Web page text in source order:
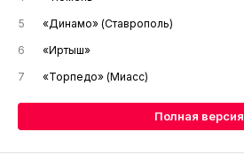
5
«Динамо» (Ставрополь)
6
«Иртыш»
7
«Торпедо» (Миасс)
Полная версия